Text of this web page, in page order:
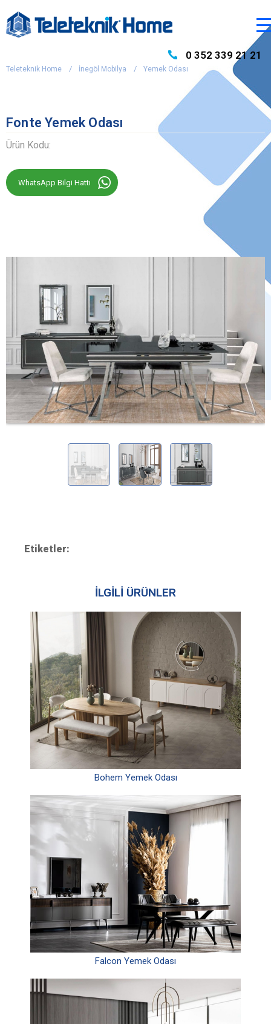
0 352 339 21 21
Teleteknik Home İnegöl Mobilya Yemek Odası
Fonte Yemek Odası
Ürün Kodu:
WhatsApp Bilgi Hattı
Etiketler:
İLGİLİ ÜRÜNLER
Bohem Yemek Odası
Falcon Yemek Odası